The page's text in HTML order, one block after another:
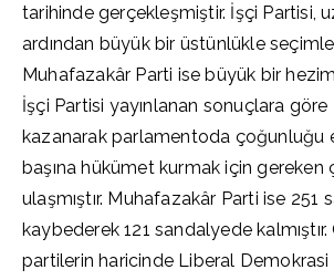
tarihinde gerçekleşmiştir. İşçi Partisi,
ardından büyük bir üstünlükle
Muhafazakâr Parti ise büyük bir
İşçi Partisi yayınlanan sonuçlara
kazanarak parlamentoda çoğunluğu
başına hükümet kurmak için gereken
ulaşmıştır. Muhafazakâr Parti ise 251
kaybederek 121 sandalyede
partilerin haricinde Liberal Demokrasi